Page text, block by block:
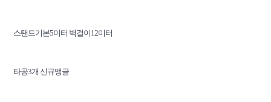
스탠드기본5미터 벽걸이12미터
타공3개 신규앵글